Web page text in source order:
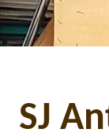
SJ